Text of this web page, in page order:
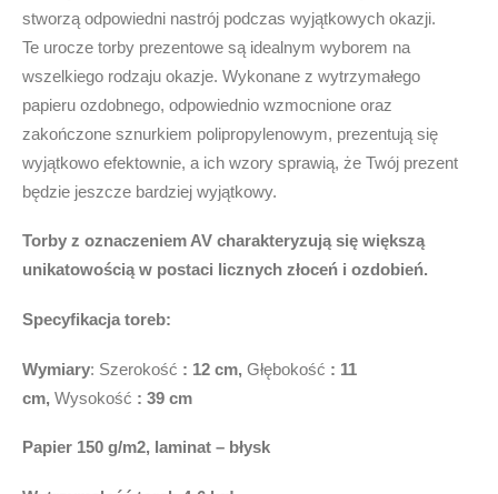
stworzą odpowiedni nastrój podczas wyjątkowych okazji.
Te urocze torby prezentowe są idealnym wyborem na
wszelkiego rodzaju okazje. Wykonane z wytrzymałego
papieru ozdobnego, odpowiednio wzmocnione oraz
zakończone sznurkiem polipropylenowym, prezentują się
wyjątkowo efektownie, a ich wzory sprawią, że Twój prezent
będzie jeszcze bardziej wyjątkowy.
Torby z oznaczeniem AV charakteryzują się większą
unikatowością w postaci licznych złoceń i ozdobień.
Specyfikacja toreb:
Wymiary: Szerokość : 12 cm, Głębokość : 11
cm, Wysokość : 39 cm
Papier 150 g/m2, laminat – błysk